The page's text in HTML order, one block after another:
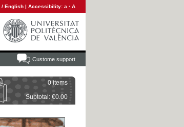
/ English | Accessibility: a · A
Custome support
0 items
Subtotal: €0.00